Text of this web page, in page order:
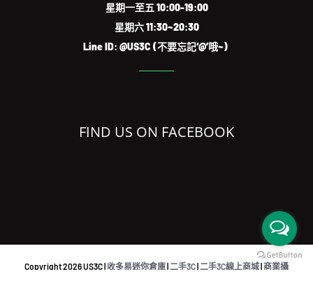
星期一至五 10:00-19:00
星期六 11:30~20:30
Line ID: @US3C (不要忘記‘@’哦~)
FIND US ON FACEBOOK
Copyright2026 US3C |收多易迷你倉庫| 二手3C| 二手3C線上商城|商業攝